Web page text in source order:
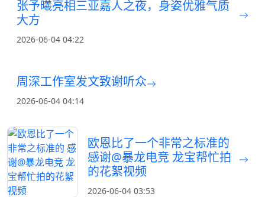
张予曦亮相三亚嘉人之夜，身姿优雅气质
大方
2026-06-04 04:22
周深工作室发文致谢听众
2026-06-04 04:14
欧恩比了一个非常之标准的
感谢@暴龙电竞 龙宝帮忙拍
的花絮视频
2026-06-04 03:53